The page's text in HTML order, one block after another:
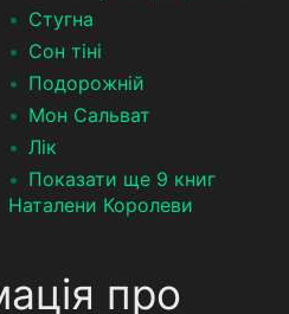
Стугна
Сон тіні
Подорожній
Мон Сальват
Лік
Показати ще 9 книг
Наталени Королеви
про